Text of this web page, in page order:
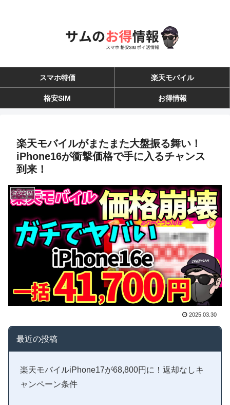
スマホ特価 楽天モバイル
格安SIM お得情報
楽天モバイルがまたまた大盤振る舞い！
iPhone16が衝撃価格で手に入るチャンス
到来！
格安SIM
2025.03.30
最近の投稿
楽天モバイルiPhone17が68,800円に！返却なしキ
ャンペーン条件